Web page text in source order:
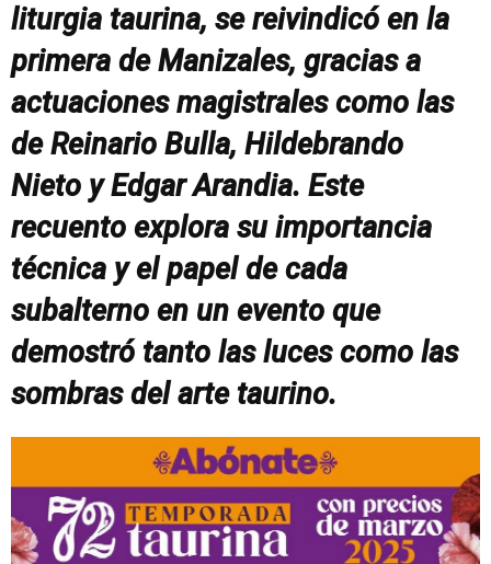
liturgia taurina, se reivindicó en la
primera de Manizales, gracias a
actuaciones magistrales como las
de Reinario Bulla, Hildebrando
Nieto y Edgar Arandia. Este
recuento explora su importancia
técnica y el papel de cada
subalterno en un evento que
demostró tanto las luces como las
sombras del arte taurino.